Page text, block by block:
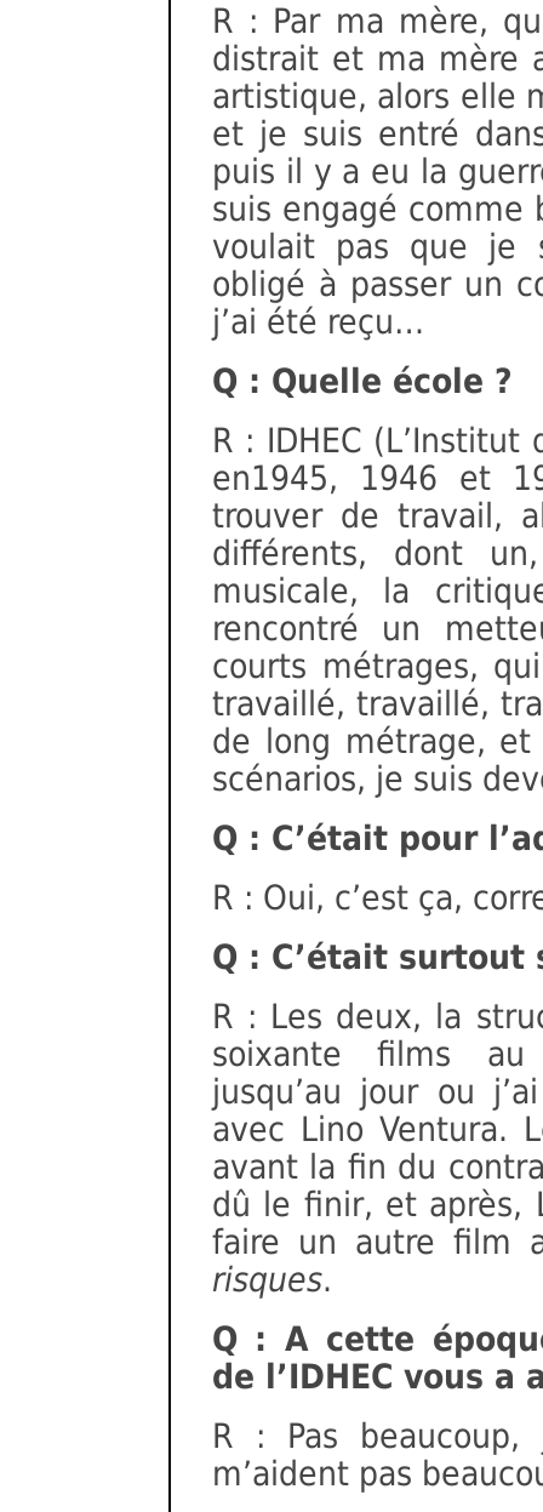
R : Par ma mère,
distrait et ma mère
artistique, alors elle
et je suis entré
puis il y a eu la
suis engagé comme
voulait pas que je
obligé à passer un
j’ai été reçu…
Q : Quelle école ?
R : IDHEC
en1945, 1946 et
trouver de travail,
différents, dont
musicale, la
rencontré un
courts métrages,
travaillé, travaillé,
de long métrage, et
scénarios, je suis
Q : C’était pour
R : Oui, c’est ça,
Q : C’était surtout
R : Les deux, la
soixante films au
jusqu’au jour ou
avec Lino Ventura.
avant la fin du
dû le finir, et après,
faire un autre film
risques.
Q : A cette
de l’IDHEC vous a
R : Pas
m’aident pas